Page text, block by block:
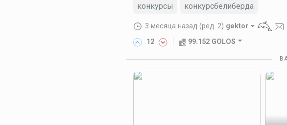
конкурсы конкурсбелиберда
3 месяца назад (ред. 2) gektor
12
99.152 GOLOS